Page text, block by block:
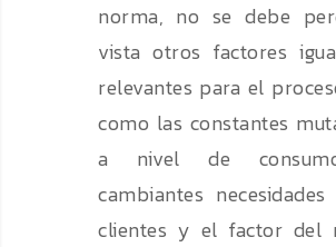
norma, no se debe
vista otros factores
relevantes para el
como las constantes
a nivel de
cambiantes
clientes y el factor del